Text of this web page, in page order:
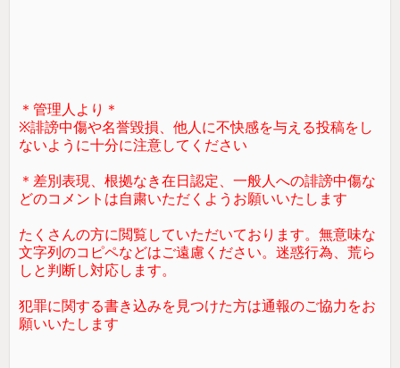
＊管理人より＊
※誹謗中傷や名誉毀損、他人に不快感を与える投稿をし
ないように十分に注意してください
＊差別表現、根拠なき在日認定、一般人への誹謗中傷な
どのコメントは自粛いただくようお願いいたします
たくさんの方に閲覧していただいております。無意味な
文字列のコピペなどはご遠慮ください。迷惑行為、荒ら
しと判断し対応します。
犯罪に関する書き込みを見つけた方は通報のご協力をお
願いいたします